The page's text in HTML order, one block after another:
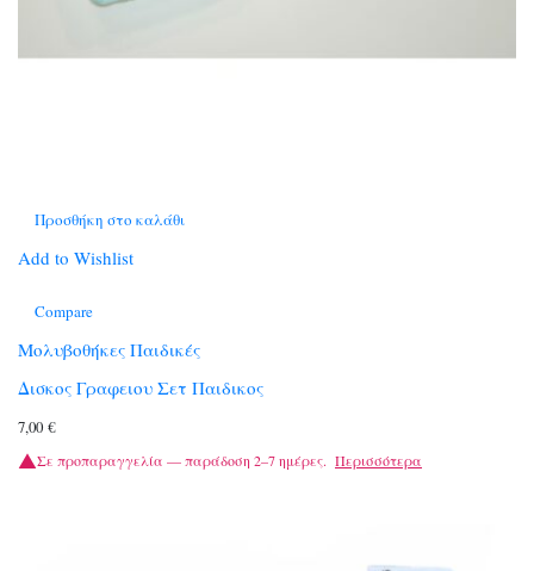
Προσθήκη στο καλάθι
Add to Wishlist
Compare
Μολυβοθήκες Παιδικές
Δισκος Γραφειου Σετ Παιδικος
7,00 €
Σε προπαραγγελία — παράδοση 2–7 ημέρες. Περισσότερα